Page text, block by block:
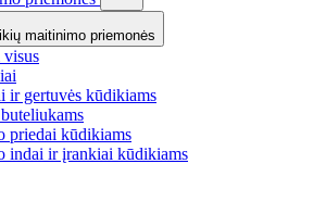
maitinimo priemonės
visus
ir gertuvės kūdikiams
priedai kūdikiams
indai ir įrankiai kūdikiams